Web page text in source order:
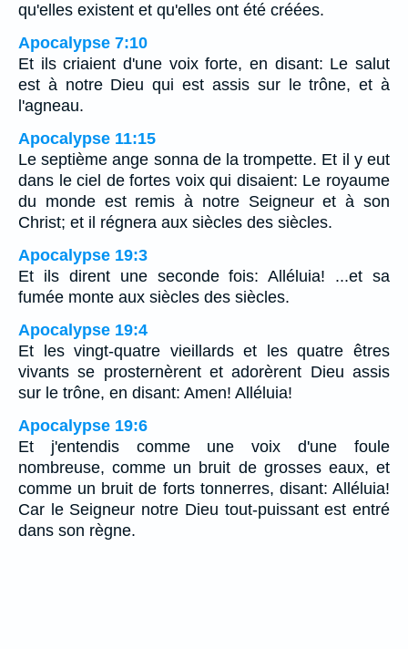
qu'elles existent et qu'elles ont été créées.
Apocalypse 7:10
Et ils criaient d'une voix forte, en disant: Le salut
est à notre Dieu qui est assis sur le trône, et à
l'agneau.
Apocalypse 11:15
Le septième ange sonna de la trompette. Et il y eut
dans le ciel de fortes voix qui disaient: Le royaume
du monde est remis à notre Seigneur et à son
Christ; et il régnera aux siècles des siècles.
Apocalypse 19:3
Et ils dirent une seconde fois: Alléluia! ...et sa
fumée monte aux siècles des siècles.
Apocalypse 19:4
Et les vingt-quatre vieillards et les quatre êtres
vivants se prosternèrent et adorèrent Dieu assis
sur le trône, en disant: Amen! Alléluia!
Apocalypse 19:6
Et j'entendis comme une voix d'une foule
nombreuse, comme un bruit de grosses eaux, et
comme un bruit de forts tonnerres, disant: Alléluia!
Car le Seigneur notre Dieu tout-puissant est entré
dans son règne.